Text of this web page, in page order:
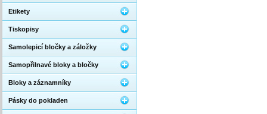
Etikety
Tiskopisy
Samolepicí bločky a záložky
Samopřilnavé bloky a bločky
Bloky a záznamníky
Pásky do pokladen